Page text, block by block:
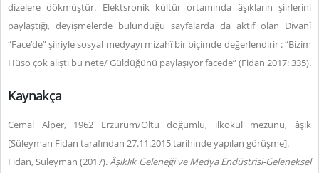
dizelere dökmüştür. Elektsronik kültür ortamında âşıkların şiirlerini
paylaştığı, deyişmelerde bulunduğu sayfalarda da aktif olan Divanî
“Face’de” şiiriyle sosyal medyayı mizahî bir biçimde değerlendirir : “Bizim
Hüso çok alıştı bu nete/ Güldüğünü paylaşıyor facede”(Fidan 2017: 335).
Kaynakça
Cemal Alper, 1962 Erzurum/Oltu doğumlu, ilkokul mezunu, âşık
[Süleyman Fidan tarafından 27.11.2015 tarihinde yapılan görüşme].
Fidan, Süleyman (2017).Âşıklık Geleneği ve Medya Endüstrisi-Geleneksel